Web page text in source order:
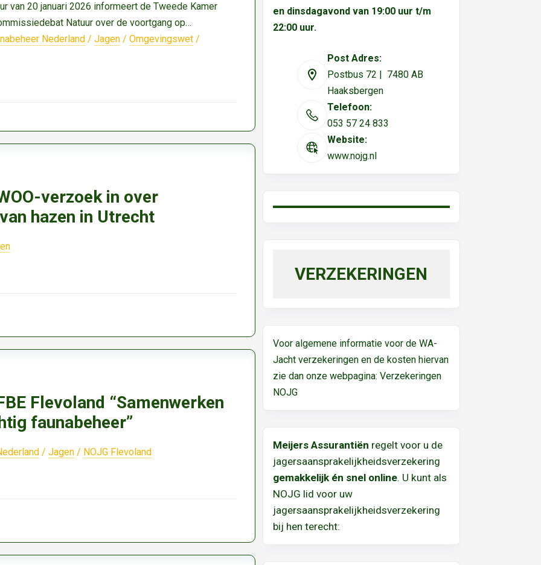
van 20 januari 2026 informeert de Tweede Kamer
Natuur over de voortgang op…
Nederland /Jagen /Omgevingswet /
verzoek in over
hazen in Utrecht
Flevoland “Samenwerken
faunabeheer”
/Jagen / NOJG Flevoland
en dinsdagavond van 19:00 uur t/m
22:00 uur.
Post Adres:
Postbus 72 | 7480 AB
Haaksbergen
Telefoon:
053 57 24 833
Website:
www.nojg.nl
VERZEKERINGEN
Voor algemene informatie voor de WA-
Jacht verzekeringen en de kosten hiervan
zie dan onze webpagina:Verzekeringen
NOJG
Meijers Assurantiën regelt voor u de
jagersaansprakelijkheidsverzekering
gemakkelijk én snel online. U kunt als
NOJG lid voor uw
jagersaansprakelijkheidsverzekering
bij hen terecht: